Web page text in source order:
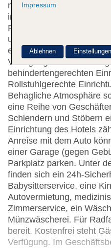
mit einem Aufzug
im Empfangsbereich steht
Personal mit Rat und Tat
umfasst eine
eine Wechselstube. Im
Verfügung. Die
behindertengerechten
Rollstuhlgerechte
Behagliche Atmosphäre
eine Reihe von
Schlendern und Stöbern
Einrichtung des Hotels
Anreise mit dem Auto
einer Garage (gegen
Parkplatz parken. Unter
finden sich ein 24h-
Babysitterservice, eine
Autovermietung,
Zimmerservice, ein
Münzwäscherei. Für
bereit. Kostenfrei steht
Verfügung. Im
Impressum
Ablehnen Einstellungen